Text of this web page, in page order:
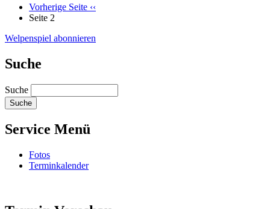
Vorherige Seite ‹‹
Seite 2
Welpenspiel abonnieren
Suche
Suche
Service Menü
Fotos
Terminkalender